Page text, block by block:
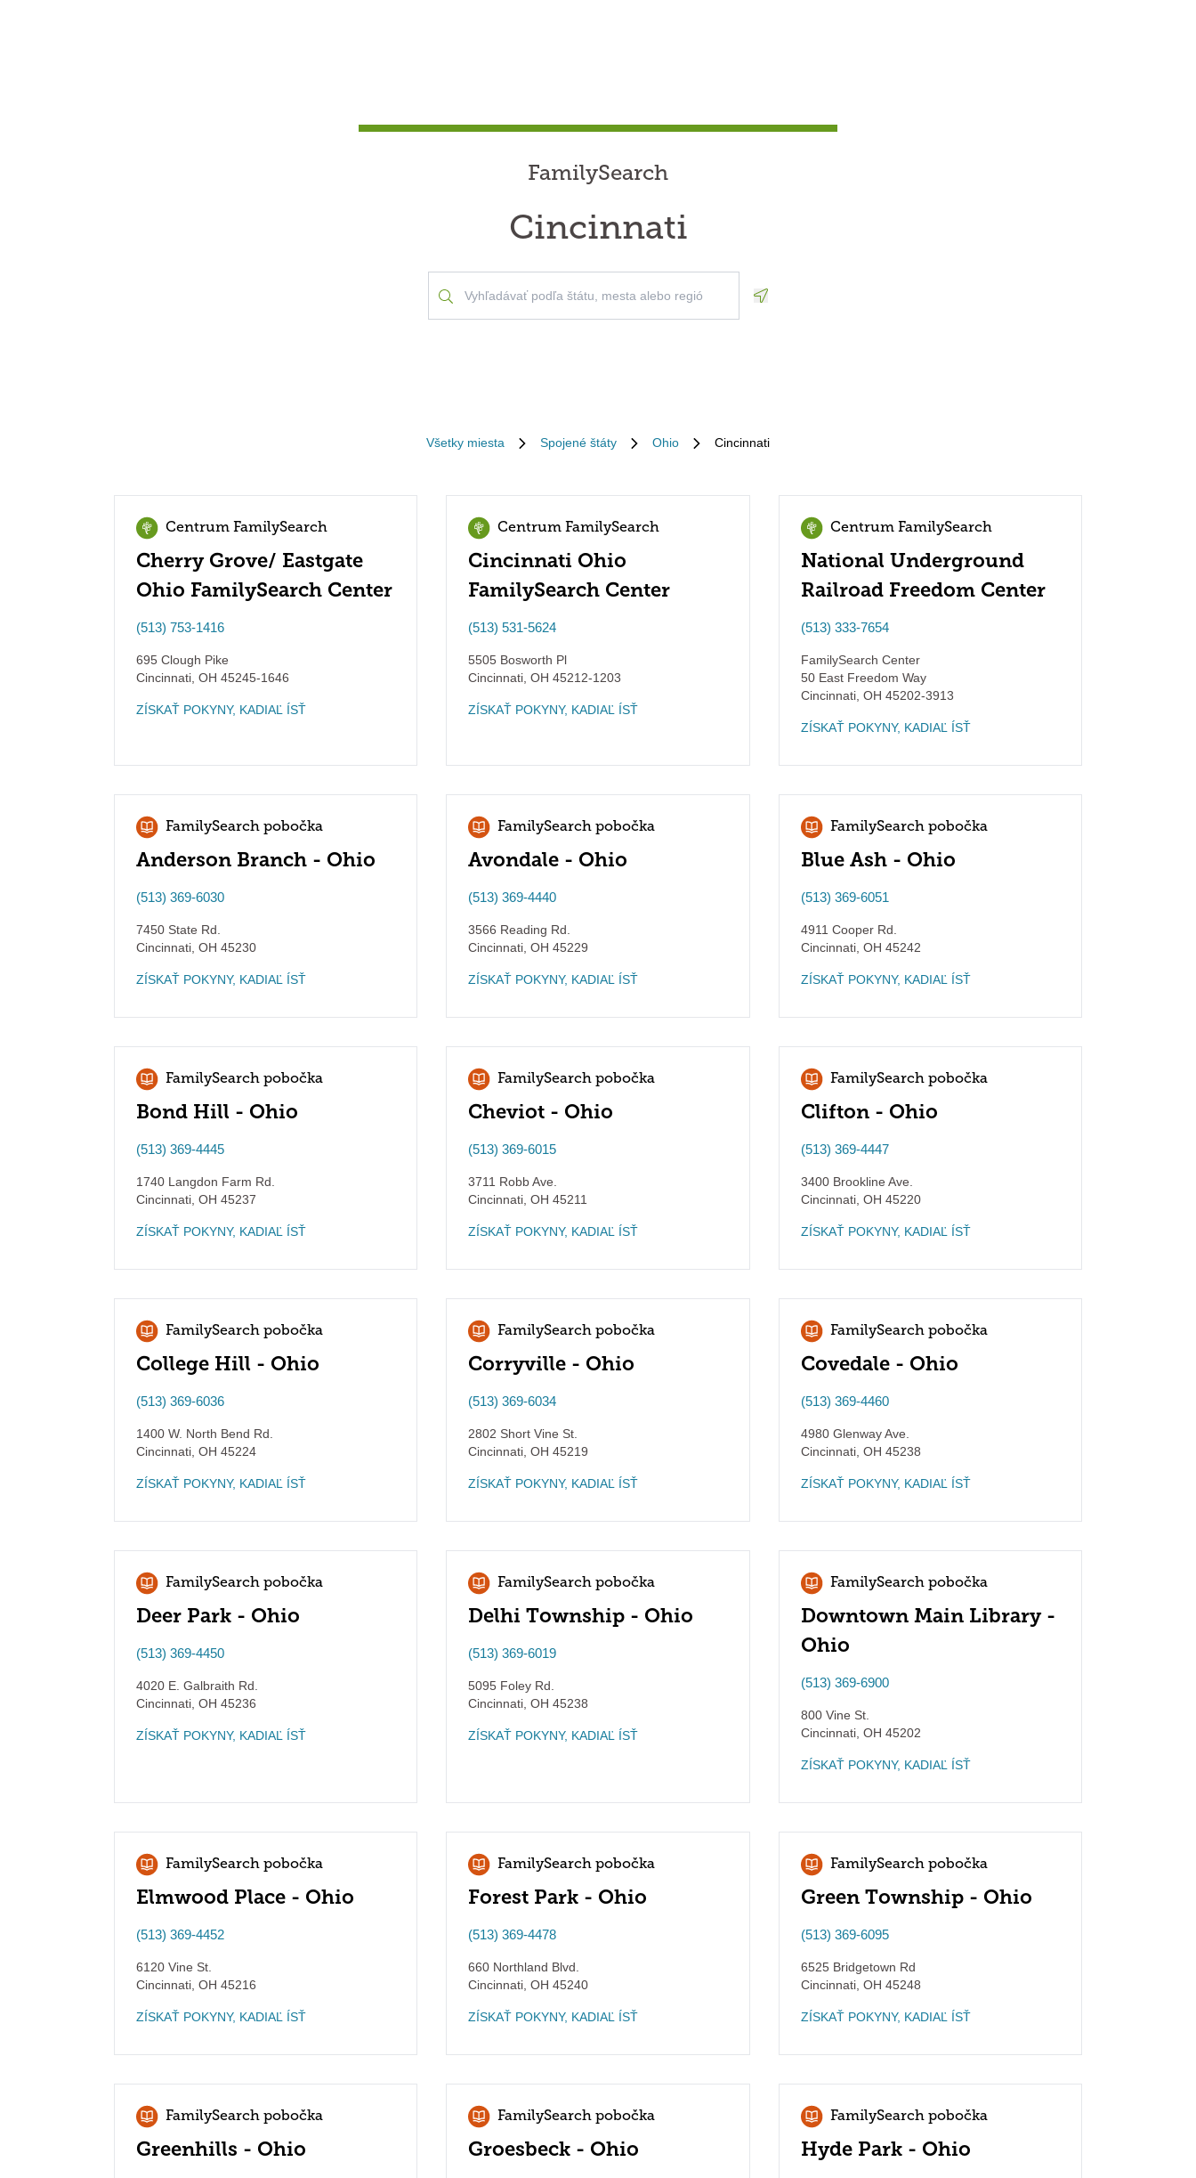
FamilySearch
Cincinnati
Všetky miesta Spojené štáty Ohio Cincinnati
Centrum FamilySearch
Cherry Grove/ Eastgate
Ohio FamilySearch Center
(513) 753-1416
695 Clough Pike
Cincinnati OH 45245-1646
ZÍSKAŤ POKYNY, KADIAĽ ÍSŤ
Centrum FamilySearch
Cincinnati Ohio
FamilySearch Center
(513) 531-5624
5505 Bosworth Pl
Cincinnati OH 45212-1203
ZÍSKAŤ POKYNY, KADIAĽ ÍSŤ
Centrum FamilySearch
National Underground
Railroad Freedom Center
(513) 333-7654
FamilySearch Center
50 East Freedom Way
Cincinnati, OH 45202-3913
ZÍSKAŤ POKYNY, KADIAĽ ÍSŤ
FamilySearch pobočka
Anderson Branch - Ohio
(513) 369-6030
7450 State Rd.
Cincinnati OH 45230
ZÍSKAŤ POKYNY, KADIAĽ ÍSŤ
FamilySearch pobočka
Avondale - Ohio
(513) 369-4440
3566 Reading Rd.
Cincinnati OH 45229
ZÍSKAŤ POKYNY, KADIAĽ ÍSŤ
FamilySearch pobočka
Blue Ash - Ohio
(513) 369-6051
4911 Cooper Rd.
Cincinnati, OH 45242
ZÍSKAŤ POKYNY, KADIAĽ ÍSŤ
FamilySearch pobočka
Bond Hill - Ohio
(513) 369-4445
1740 Langdon Farm Rd.
Cincinnati OH 45237
ZÍSKAŤ POKYNY, KADIAĽ ÍSŤ
FamilySearch pobočka
Cheviot - Ohio
(513) 369-6015
3711 Robb Ave.
Cincinnati OH 45211
ZÍSKAŤ POKYNY, KADIAĽ ÍSŤ
FamilySearch pobočka
Clifton - Ohio
(513) 369-4447
3400 Brookline Ave.
Cincinnati, OH 45220
ZÍSKAŤ POKYNY, KADIAĽ ÍSŤ
FamilySearch pobočka
College Hill - Ohio
(513) 369-6036
1400 W. North Bend Rd.
Cincinnati OH 45224
ZÍSKAŤ POKYNY, KADIAĽ ÍSŤ
FamilySearch pobočka
Corryville - Ohio
(513) 369-6034
2802 Short Vine St.
Cincinnati OH 45219
ZÍSKAŤ POKYNY, KADIAĽ ÍSŤ
FamilySearch pobočka
Covedale - Ohio
(513) 369-4460
4980 Glenway Ave.
Cincinnati, OH 45238
ZÍSKAŤ POKYNY, KADIAĽ ÍSŤ
FamilySearch pobočka
Deer Park - Ohio
(513) 369-4450
4020 E. Galbraith Rd.
Cincinnati OH 45236
ZÍSKAŤ POKYNY, KADIAĽ ÍSŤ
FamilySearch pobočka
Delhi Township - Ohio
(513) 369-6019
5095 Foley Rd.
Cincinnati OH 45238
ZÍSKAŤ POKYNY, KADIAĽ ÍSŤ
FamilySearch pobočka
Downtown Main Library -
Ohio
(513) 369-6900
800 Vine St.
Cincinnati, OH 45202
ZÍSKAŤ POKYNY, KADIAĽ ÍSŤ
FamilySearch pobočka
Elmwood Place - Ohio
(513) 369-4452
6120 Vine St.
Cincinnati OH 45216
ZÍSKAŤ POKYNY, KADIAĽ ÍSŤ
FamilySearch pobočka
Forest Park - Ohio
(513) 369-4478
660 Northland Blvd.
Cincinnati OH 45240
ZÍSKAŤ POKYNY, KADIAĽ ÍSŤ
FamilySearch pobočka
Green Township - Ohio
(513) 369-6095
6525 Bridgetown Rd
Cincinnati, OH 45248
ZÍSKAŤ POKYNY, KADIAĽ ÍSŤ
FamilySearch pobočka
Greenhills - Ohio
FamilySearch pobočka
Groesbeck - Ohio
FamilySearch pobočka
Hyde Park - Ohio